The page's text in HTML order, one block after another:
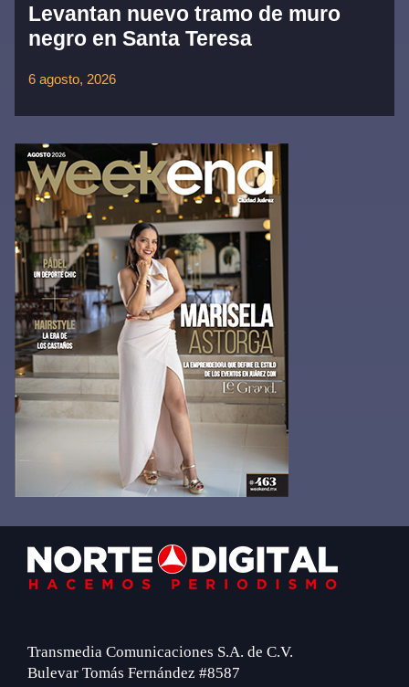
Levantan nuevo tramo de muro
negro en Santa Teresa
6 agosto, 2026
Footer
Transmedia Comunicaciones S.A. de C.V.
Bulevar Tomás Fernández #8587